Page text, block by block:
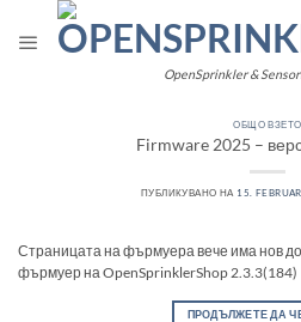
Прескочи
съдържанието
OpenSprinkler &
ОБЩО ВЗЕТО
Firmware 2025 –
ПУБЛИКУВАНО НА 15.
Страницата на фърмуера вече има нов
фърмуер на OpenSprinklerShop 2.3.3(184)
ПРОДЪЛЖЕТЕ ДА